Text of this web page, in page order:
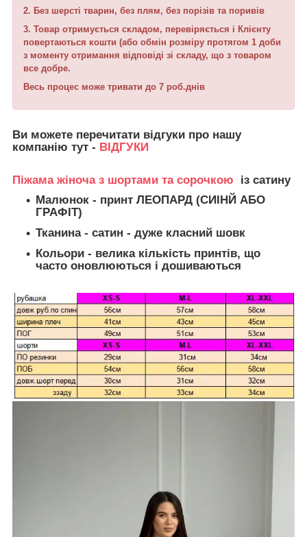
2. Без шерсті тварин, без плям, без порізів та поривів
3. Товар отримується складом, перевіряється і Клієнту
повертаються кошти (або обмін розміру протягом 1 доби
з моменту отримання відповіді зі складу, що з товаром
все добре.
Весь процес може тривати до 7 роб.днів
Ви можете перечитати відгуки про нашу
компанію тут - ВІДГУКИ
Піжама жіноча з шортами та сорочкою
із сатину
Малюнок - принт ЛЕОПАРД (СИІНЙ АБО
ГРАФІТ)
Тканина- сатин - дуже класний шовк
Кольори - велика кількість принтів, що
часто оновлюються і дошиваються